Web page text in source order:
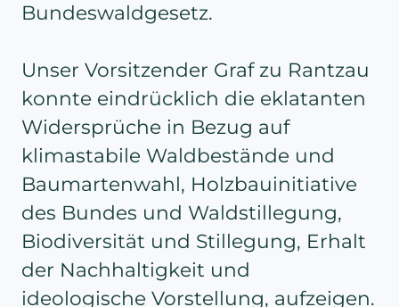
Bundeswaldgesetz.
Unser Vorsitzender Graf zu Rantzau
konnte eindrücklich die eklatanten
Widersprüche in Bezug auf
klimastabile Waldbestände und
Baumartenwahl, Holzbauinitiative
des Bundes und Waldstillegung,
Biodiversität und Stillegung, Erhalt
der Nachhaltigkeit und
ideologische Vorstellung, aufzeigen.